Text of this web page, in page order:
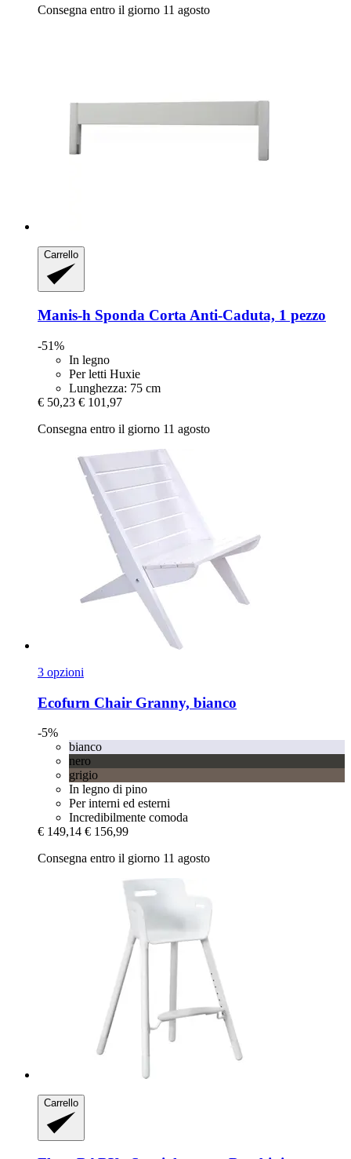
Consegna entro il giorno 11 agosto
Carrello
Manis-h Sponda Corta Anti-​Caduta, 1 pezzo
-51%
In legno
Per letti Huxie
Lunghezza: 75 cm
€ 50,23 € 101,97
Consegna entro il giorno 11 agosto
3 opzioni
Ecofurn Chair Granny, bianco
-5%
bianco
nero
grigio
In legno di pino
Per interni ed esterni
Incredibilmente comoda
€ 149,14 € 156,99
Consegna entro il giorno 11 agosto
Carrello